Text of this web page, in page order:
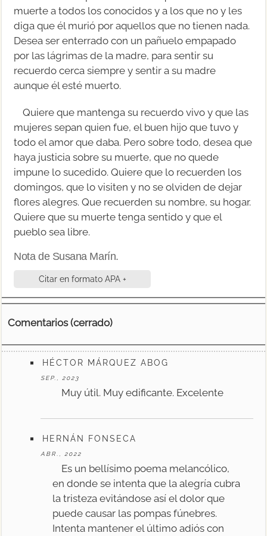
muerte a todos los conocidos y a los que no y les
diga que él murió por aquellos que no tienen nada.
Desea ser enterrado con un pañuelo empapado
por las lágrimas de la madre, para sentir su
recuerdo cerca siempre y sentir a su madre
aunque él esté muerto.
Quiere que mantenga su recuerdo vivo y que las
mujeres sepan quien fue, el buen hijo que tuvo y
todo el amor que daba. Pero sobre todo, desea que
haya justicia sobre su muerte, que no quede
impune lo sucedido. Quiere que lo recuerden los
domingos, que lo visiten y no se olviden de dejar
flores alegres. Que recuerden su nombre, su hogar.
Quiere que su muerte tenga sentido y que el
pueblo sea libre.
Nota de Susana Marín.
Citar en formato APA +
Comentarios (cerrado)
HÉCTOR MÁRQUEZ ABOG
SEP., 2023
Muy útil. Muy edificante. Excelente
HERNÁN FONSECA
ABR., 2022
Es un bellísimo poema melancólico,
en donde se intenta que la alegría cubra
la tristeza evitándose así el dolor que
puede causar las pompas fúnebres.
Intenta mantener el último adiós con